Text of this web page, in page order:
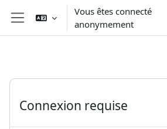
Passer au contenu principal
Panneau latéral
Vous êtes connecté
anonymement
Connexion requise